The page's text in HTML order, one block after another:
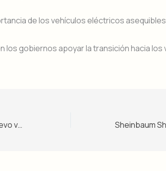
de los vehículos eléctricos
los gobiernos apoyar la transición hacia los
Sheinbaum lanza Olinia, el nuevo vehículo eléctrico de bajo costo en México – Nivel 2